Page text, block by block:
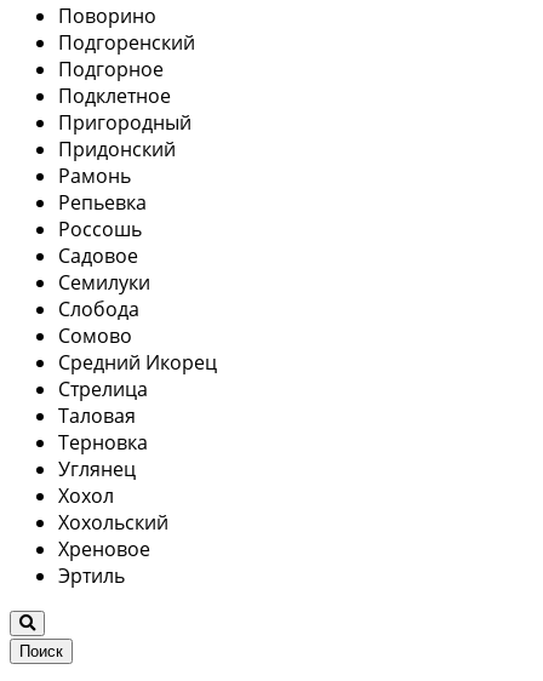
Поворино
Подгоренский
Подгорное
Подклетное
Пригородный
Придонский
Рамонь
Репьевка
Россошь
Садовое
Семилуки
Слобода
Сомово
Средний Икорец
Стрелица
Таловая
Терновка
Углянец
Хохол
Хохольский
Хреновое
Эртиль
Поиск